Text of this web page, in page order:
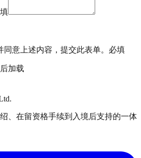
同意上述内容，提交此表单。 必填
加载
、在留资格手续到入境后支持的一体